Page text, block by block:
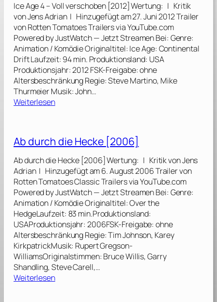
Ice Age 4 – Voll verschoben [2012] Wertung: | Kritik
von Jens Adrian | Hinzugefügt am 27. Juni 2012 Trailer
von Rotten Tomatoes Trailers via YouTube.com
Powered by JustWatch — Jetzt Streamen Bei: Genre:
Animation / Komödie Originaltitel: Ice Age: Continental
Drift Laufzeit: 94 min. Produktionsland: USA
Produktionsjahr: 2012 FSK-Freigabe: ohne
Altersbeschränkung Regie: Steve Martino, Mike
Thurmeier Musik: John…
Weiterlesen:
A
g
e
4
–
V
o
l
l
v
e
r
s
c
Ab durch die Hecke [2006]
Ab durch die Hecke [2006] Wertung: | Kritik von Jens
Adrian | Hinzugefügt am 6. August 2006 Trailer von
Rotten Tomatoes Classic Trailers via YouTube.com
Powered by JustWatch — Jetzt Streamen Bei: Genre:
Animation / Komödie Originaltitel: Over the
HedgeLaufzeit: 83 min.Produktionsland:
USAProduktionsjahr: 2006FSK-Freigabe: ohne
Altersbeschränkung Regie: Tim Johnson, Karey
KirkpatrickMusik: Rupert Gregson-
WilliamsOriginalstimmen: Bruce Willis, Garry
Shandling, Steve Carell,…
Weiterlesen: